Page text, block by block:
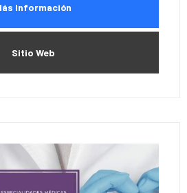
Información
Sitio Web